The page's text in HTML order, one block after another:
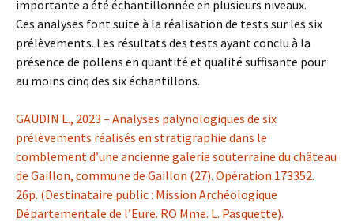
importante a été échantillonnée en plusieurs niveaux.
Ces analyses font suite à la réalisation de tests sur les six
prélèvements. Les résultats des tests ayant conclu à la
présence de pollens en quantité et qualité suffisante pour
au moins cinq des six échantillons.
GAUDIN L., 2023 – Analyses palynologiques de six
prélèvements réalisés en stratigraphie dans le
comblement d’une ancienne galerie souterraine du château
de Gaillon, commune de Gaillon (27). Opération 173352.
26p. (Destinataire public : Mission Archéologique
Départementale de l’Eure. RO Mme. L. Pasquette).